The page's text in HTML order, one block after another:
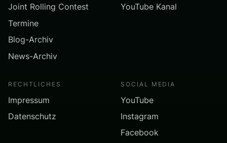
Joint Rolling Contest
Termine
Blog-Archiv
News-Archiv
YouTube Kanal
RECHTLICHES
Impressum
Datenschutz
SOCIAL MEDIA
YouTube
Instagram
Facebook